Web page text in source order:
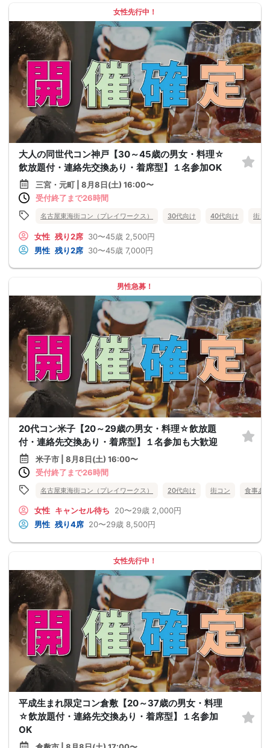
女性先行中！
大人の同世代コン神戸【30～45歳の男女・料理☆
飲放題付・連絡先交換あり・着席型】１名参加OK
三宮・元町 | 8月8日(土) 16:00〜
受付終了まで26時間
名古屋東海街コン（プレイワークス） 30代向け 40代向け 街コ
女性 残り2席 30〜45歳 2,500円
男性 残り2席 30〜45歳 7,000円
男性急募！
20代コン米子【20～29歳の男女・料理☆飲放題
付・連絡先交換あり・着席型】１名参加も大歓迎
米子市 | 8月8日(土) 16:00〜
受付終了まで26時間
名古屋東海街コン（プレイワークス） 20代向け 街コン 食事あ
女性 キャンセル待ち 20〜29歳 2,000円
男性 残り4席 20〜29歳 8,500円
女性先行中！
平成生まれ限定コン倉敷【20～37歳の男女・料理
☆飲放題付・連絡先交換あり・着席型】１名参加
OK